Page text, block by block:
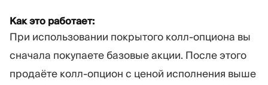
Как это работает:
При использовании покрытого колл-опциона вы
сначала покупаете базовые акции. После этого
продаёте колл-опцион с ценой исполнения выше